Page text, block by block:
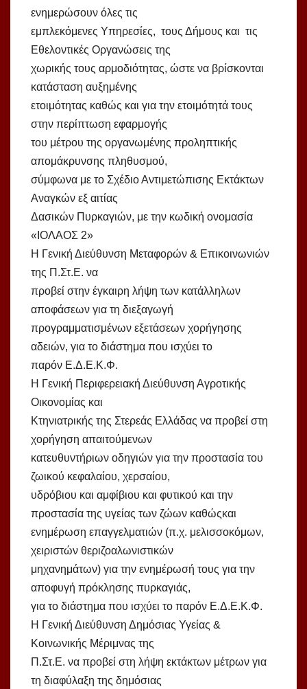
ενημερώσουν όλες τις
εμπλεκόμενες Υπηρεσίες, τους Δήμους και τις
Εθελοντικές Οργανώσεις της
χωρικής τους αρμοδιότητας, ώστε να βρίσκονται
κατάσταση αυξημένης
ετοιμότητας καθώς και για την ετοιμότητά τους
στην περίπτωση εφαρμογής
του μέτρου της οργανωμένης προληπτικής
απομάκρυνσης πληθυσμού,
σύμφωνα με το Σχέδιο Αντιμετώπισης Εκτάκτων
Αναγκών εξ αιτίας
Δασικών Πυρκαγιών, με την κωδική ονομασία
«ΙΟΛΑΟΣ 2»
H Γενική Διεύθυνση Μεταφορών & Επικοινωνιών
της Π.Στ.Ε. να
προβεί στην έγκαιρη λήψη των κατάλληλων
αποφάσεων για τη διεξαγωγή
προγραμματισμένων εξετάσεων χορήγησης
αδειών, για το διάστημα που ισχύει το
παρόν Ε.Δ.Ε.Κ.Φ.
Η Γενική Περιφερειακή Διεύθυνση Αγροτικής
Οικονομίας και
Κτηνιατρικής της Στερεάς Ελλάδας να προβεί στη
χορήγηση απαιτούμενων
κατευθυντήριων οδηγιών για την προστασία του
ζωικού κεφαλαίου, χερσαίου,
υδρόβιου και αμφίβιου και φυτικού και την
προστασία της υγείας των ζώων καθώςκαι
ενημέρωση επαγγελματιών (π.χ. μελισσοκόμων,
χειριστών θεριζοαλωνιστικών
μηχανημάτων) για την ενημέρωσή τους για την
αποφυγή πρόκλησης πυρκαγιάς,
για το διάστημα που ισχύει το παρόν Ε.Δ.Ε.Κ.Φ.
Η Γενική Διεύθυνση Δημόσιας Υγείας &
Κοινωνικής Μέριμνας της
Π.Στ.Ε. να προβεί στη λήψη εκτάκτων μέτρων για
τη διαφύλαξη της δημόσιας